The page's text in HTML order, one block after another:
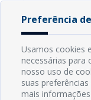
Endereço:
Preferência
Usamos cookies
necessárias para
nosso uso de
suas
mais